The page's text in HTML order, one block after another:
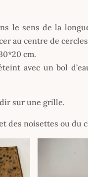
le sens de la
au centre de cercles
cm.
avec un bol
sur une grille.
des noisettes ou du